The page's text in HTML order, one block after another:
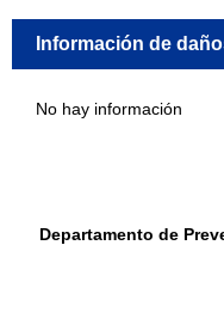
Información de
No hay información
Departamento de